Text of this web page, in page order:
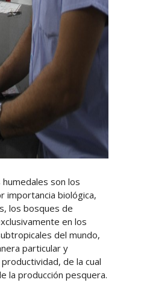
son los
importancia biológica,
los bosques de
en los
del mundo,
particular y
de la cual
la producción pesquera.